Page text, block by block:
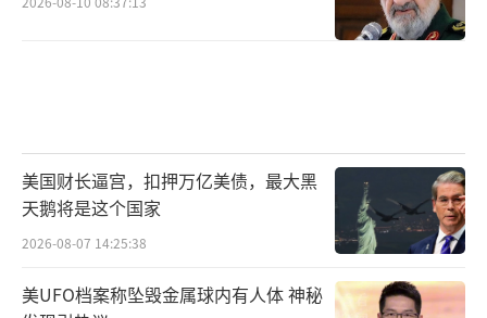
美国财长逼宫，扣押万亿美债，最大黑
天鹅将是这个国家
2026-08-07 14:25:38
美UFO档案称坠毁金属球内有人体 神秘